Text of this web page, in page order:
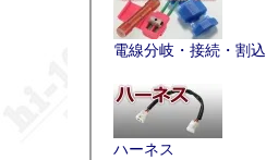
電線分岐・接続・割込
ハーネス